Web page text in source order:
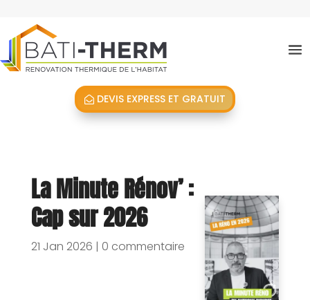
DEVIS EXPRESS ET GRATUIT
La Minute Rénov’ :
Cap sur 2026
21 Jan 2026 | 0 commentaire